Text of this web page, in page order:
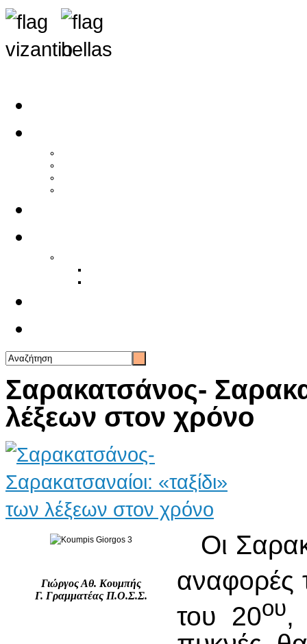
Σαρακατσάνος-
λέξεων στον χρόνο
Γιώργος Αθ. Κουμπής
Γ. Γραμματέας Π.Ο.Σ.Σ.
Οι
αναφορές
του 20ου,